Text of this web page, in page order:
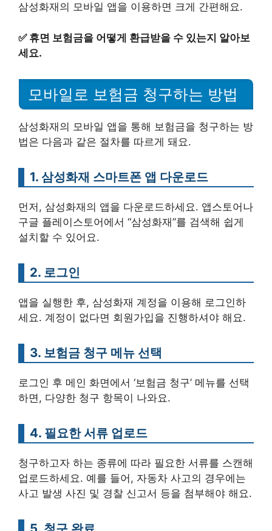
삼성화재의 모바일 앱을 이용하면 크게 간편해요.
✅ 휴면 보험금을 어떻게 환급받을 수 있는지 알아보
세요.
모바일로 보험금 청구하는 방법
삼성화재의 모바일 앱을 통해 보험금을 청구하는 방
법은 다음과 같은 절차를 따르게 돼요.
1. 삼성화재 스마트폰 앱 다운로드
먼저, 삼성화재의 앱을 다운로드하세요. 앱스토어나
구글 플레이스토어에서 “삼성화재”를 검색해 쉽게
설치할 수 있어요.
2. 로그인
앱을 실행한 후, 삼성화재 계정을 이용해 로그인하
세요. 계정이 없다면 회원가입을 진행하셔야 해요.
3. 보험금 청구 메뉴 선택
로그인 후 메인 화면에서 ‘보험금 청구’ 메뉴를 선택
하면, 다양한 청구 항목이 나와요.
4. 필요한 서류 업로드
청구하고자 하는 종류에 따라 필요한 서류를 스캔해
업로드하세요. 예를 들어, 자동차 사고의 경우에는
사고 발생 사진 및 경찰 신고서 등을 첨부해야 해요.
5. 청구 완료